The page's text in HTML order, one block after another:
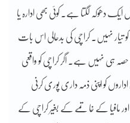
دھوکہ لگتا ہے۔ کوئی بھی ادارہ یا
تیار نہیں۔ کراچی کی بدحالی اس بات
ہی نہیں ہے۔ اگر کراچی کو واقعی
اداروں کو اپنی ذمہ داری پوری کرنی
مافیا کے خاتمے کے بغیر کراچی کے